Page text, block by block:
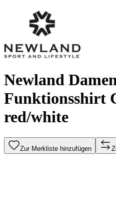
Newland
Funktionsshirt
red/white
Zur Merkliste hinzufügen